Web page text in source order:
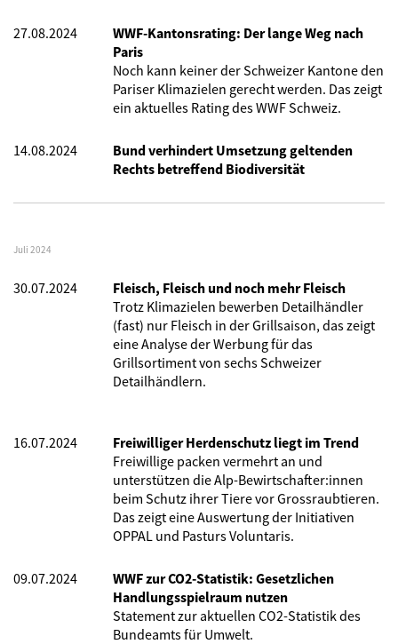
27.08.2024
WWF-Kantonsrating: Der lange Weg nach
Paris
Noch kann keiner der Schweizer Kantone den
Pariser Klimazielen gerecht werden. Das zeigt
ein aktuelles Rating des WWF Schweiz.
14.08.2024
Bund verhindert Umsetzung geltenden
Rechts betreffend Biodiversität
Juli 2024
30.07.2024
Fleisch, Fleisch und noch mehr Fleisch
Trotz Klimazielen bewerben Detailhändler
(fast) nur Fleisch in der Grillsaison, das zeigt
eine Analyse der Werbung für das
Grillsortiment von sechs Schweizer
Detailhändlern.
16.07.2024
Freiwilliger Herdenschutz liegt im Trend
Freiwillige packen vermehrt an und
unterstützen die Alp-Bewirtschafter:innen
beim Schutz ihrer Tiere vor Grossraubtieren.
Das zeigt eine Auswertung der Initiativen
OPPAL und Pasturs Voluntaris.
09.07.2024
WWF zur CO2-Statistik: Gesetzlichen
Handlungsspielraum nutzen
Statement zur aktuellen CO2-Statistik des
Bundeamts für Umwelt.